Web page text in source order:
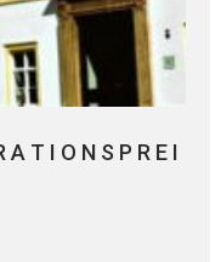
T I O N S P R E I